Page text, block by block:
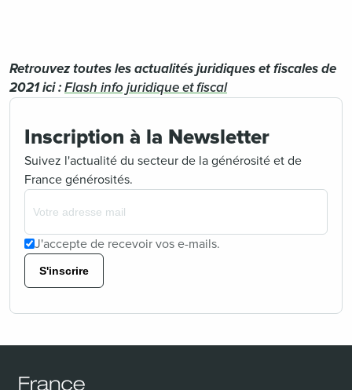
Retrouvez toutes les actualités juridiques et fiscales de
2021 ici :Flash info juridique et fiscal
Inscription à la Newsletter
Suivez l'actualité du secteur de la générosité et de
France générosités.
J'accepte de recevoir vos e-mails.
S'inscrire